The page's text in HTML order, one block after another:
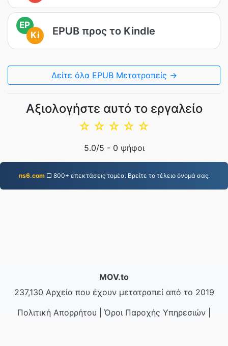
EP
Ki
EPUB προς το Kindle
Δείτε όλα EPUB Μετατροπείς →
Αξιολογήστε αυτό το εργαλείο
☆
☆
☆
☆
☆
5.0/5 - 0 ψήφοι
ns6.com□ 800+ επεκτάσεις τομέα. Βρείτε το τέλειο όνομά σας.
MOV.to
237,130 Αρχεία που έχουν μετατραπεί από το 2019
Πολιτική Απορρήτου
Όροι Παροχής Υπηρεσιών